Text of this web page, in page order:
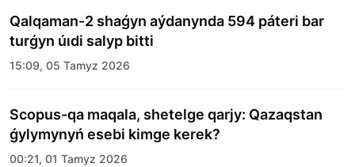
Qalqaman-2 shaǵyn aýdanynda 594 páteri bar
turǵyn úıdi salyp bitti
15:09, 05 Tamyz 2026
Scopus-qa maqala, shetelge qarjy: Qazaqstan
ǵylymynyń esebi kimge kerek?
00:21, 01 Tamyz 2026